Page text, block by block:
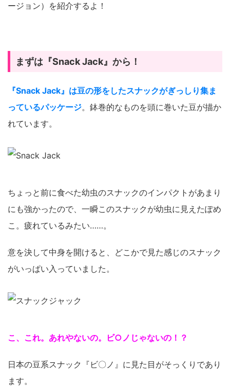
ージョン）を紹介するよ！
まずは『Snack Jack』から！
『Snack Jack』は豆の形をしたスナックがぎっしり集ま
っているパッケージ。鉢巻的なものを頭に巻いた豆が描か
れています。
ちょっと前に食べた幼虫のスナックのインパクトがあまり
にも強かったので、一瞬このスナックが幼虫に見えたぽめ
こ。疲れているみたい……。
意を決して中身を開けると、どこかで見た感じのスナック
がいっぱい入っていました。
こ、これ。あれやないの。ビ○ノじゃないの！？
日本の豆系スナック『ビ〇ノ』に見た目がそっくりであり
ます。